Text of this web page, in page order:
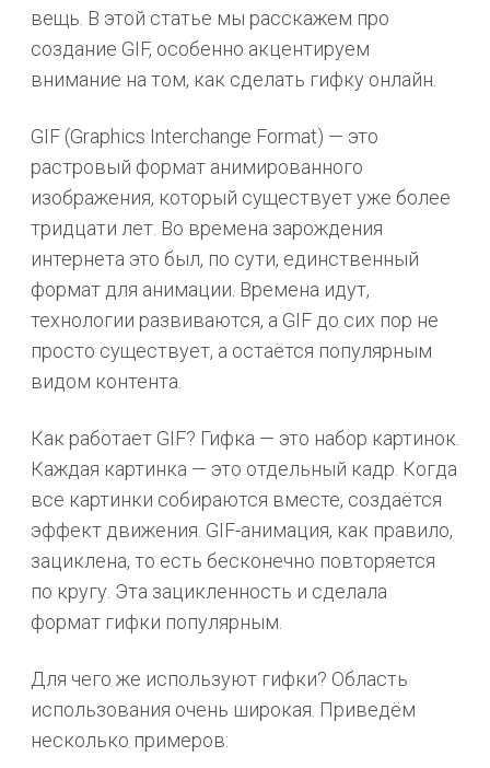
вещь. В этой статье мы расскажем про
создание GIF, особенно акцентируем
внимание на том, как сделать гифку онлайн.
GIF (Graphics Interchange Format) — это
растровый формат анимированного
изображения, который существует уже более
тридцати лет. Во времена зарождения
интернета это был, по сути, единственный
формат для анимации. Времена идут,
технологии развиваются, а GIF до сих пор не
просто существует, а остаётся популярным
видом контента.
Как работает GIF? Гифка — это набор картинок.
Каждая картинка — это отдельный кадр. Когда
все картинки собираются вместе, создаётся
эффект движения. GIF-анимация, как правило,
зациклена, то есть бесконечно повторяется
по кругу. Эта зацикленность и сделала
формат гифки популярным.
Для чего же используют гифки? Область
использования очень широкая. Приведём
несколько примеров: